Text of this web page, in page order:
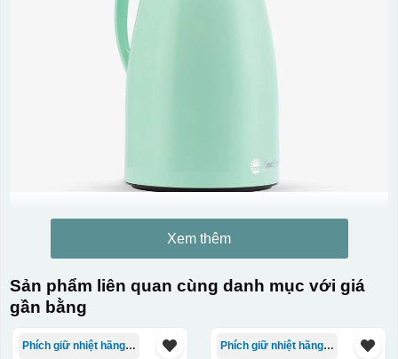
Xem thêm
Sản phẩm liên quan cùng danh mục với giá
gần bằng
Phích giữ nhiệt hãng Rạng Đông Phích giữ nhiệt hãng Rạng Đông